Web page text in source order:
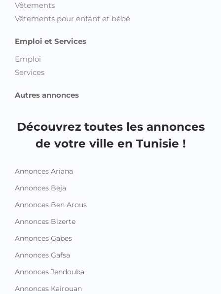
Vêtements
Vêtements pour enfant et bébé
Emploi et Services
Emploi
Services
Autres annonces
Découvrez toutes les annonces
de votre ville en Tunisie !
Annonces Ariana
Annonces Beja
Annonces Ben Arous
Annonces Bizerte
Annonces Gabes
Annonces Gafsa
Annonces Jendouba
Annonces Kairouan